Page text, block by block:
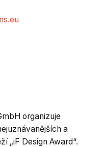
organizuje
a
„iF Design Award“.